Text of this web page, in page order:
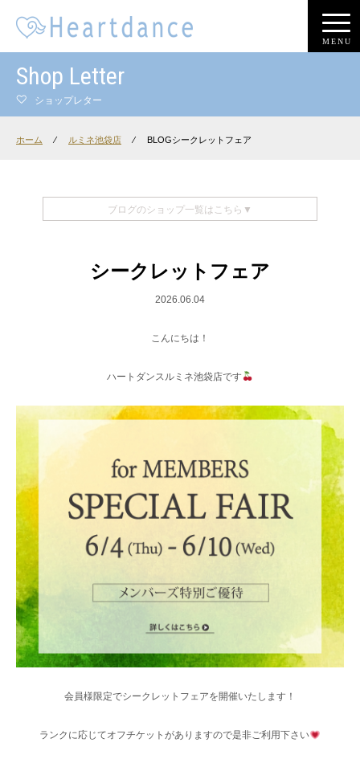
MENU
Shop Letter
ショップレター
ホーム ⁄ ルミネ池袋店 ⁄ BLOGシークレットフェア
ブログのショップ一覧はこちら▼
シークレットフェア
2026.06.04
こんにちは！
ハートダンスルミネ池袋店です
会員様限定でシークレットフェアを開催いたします！
ランクに応じてオフチケットがありますので是非ご利用下さい